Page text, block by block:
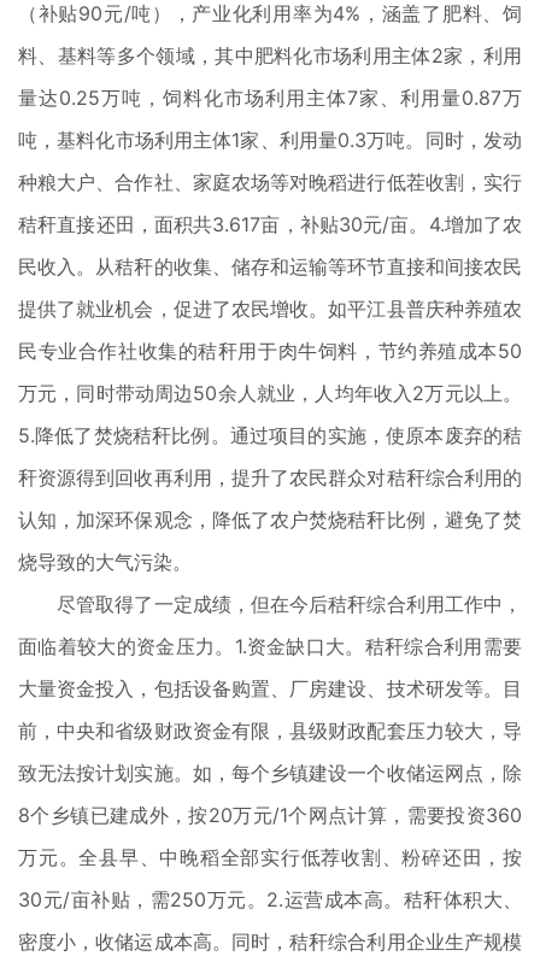
（补贴90元/吨），产业化利用率为4%，涵盖了肥料、饲
料、基料等多个领域，其中肥料化市场利用主体2家，利用
量达0.25万吨，饲料化市场利用主体7家、利用量0.87万
吨，基料化市场利用主体1家、利用量0.3万吨。同时，发动
种粮大户、合作社、家庭农场等对晚稻进行低茬收割，实行
秸秆直接还田，面积共3.617亩，补贴30元/亩。4.增加了农
民收入。从秸秆的收集、储存和运输等环节直接和间接农民
提供了就业机会，促进了农民增收。如平江县普庆种养殖农
民专业合作社收集的秸秆用于肉牛饲料，节约养殖成本50
万元，同时带动周边50余人就业，人均年收入2万元以上。
5.降低了焚烧秸秆比例。通过项目的实施，使原本废弃的秸
秆资源得到回收再利用，提升了农民群众对秸秆综合利用的
认知，加深环保观念，降低了农户焚烧秸秆比例，避免了焚
烧导致的大气污染。
尽管取得了一定成绩，但在今后秸秆综合利用工作中，
面临着较大的资金压力。1.资金缺口大。秸秆综合利用需要
大量资金投入，包括设备购置、厂房建设、技术研发等。目
前，中央和省级财政资金有限，县级财政配套压力较大，导
致无法按计划实施。如，每个乡镇建设一个收储运网点，除
8个乡镇已建成外，按20万元/1个网点计算，需要投资360
万元。全县早、中晚稻全部实行低荐收割、粉碎还田，按
30元/亩补贴，需250万元。2.运营成本高。秸秆体积大、
密度小，收储运成本高。同时，秸秆综合利用企业生产规模